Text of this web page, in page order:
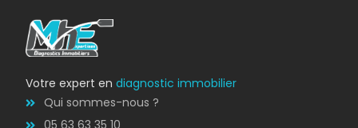
Votre expert endiagnostic immobilier
Qui sommes-nous ?